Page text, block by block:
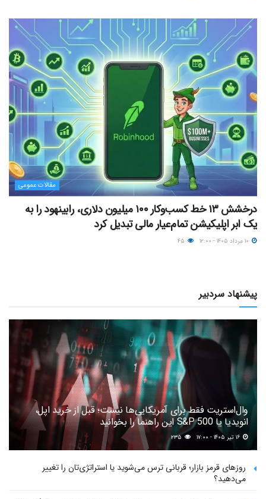
مقالات عمومی
درخشش ۱۳ خط کسب‌وکار ۱۰۰ میلیون دلاری، رابینهود را به
یک ابر اپلیکیشن تمام‌عیار مالی تبدیل کرد
پیشنهاد سردبیر
وال‌استریت فقط برای آمریکایی‌ها نیست؛ قبل از خرید اپل،
انویدیا یا S&P 500 این راهنما را بخوانید
۲۳۵
روزهای قرمز بازار؛ قربانی ترس می‌شوید یا استراتژی‌تان را تغییر
می‌دهید؟